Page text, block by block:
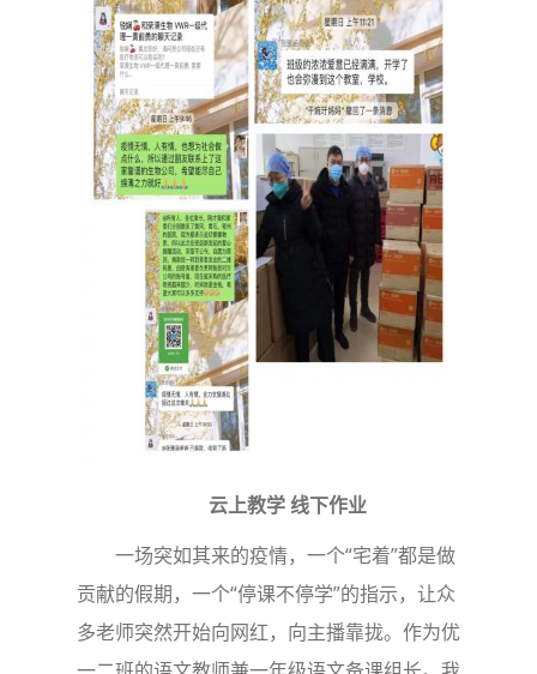
云上教学 线下作业
一场突如其来的疫情，一个“宅着”都是做
贡献的假期，一个“停课不停学”的指示，让众
多老师突然开始向网红，向主播靠拢。作为优